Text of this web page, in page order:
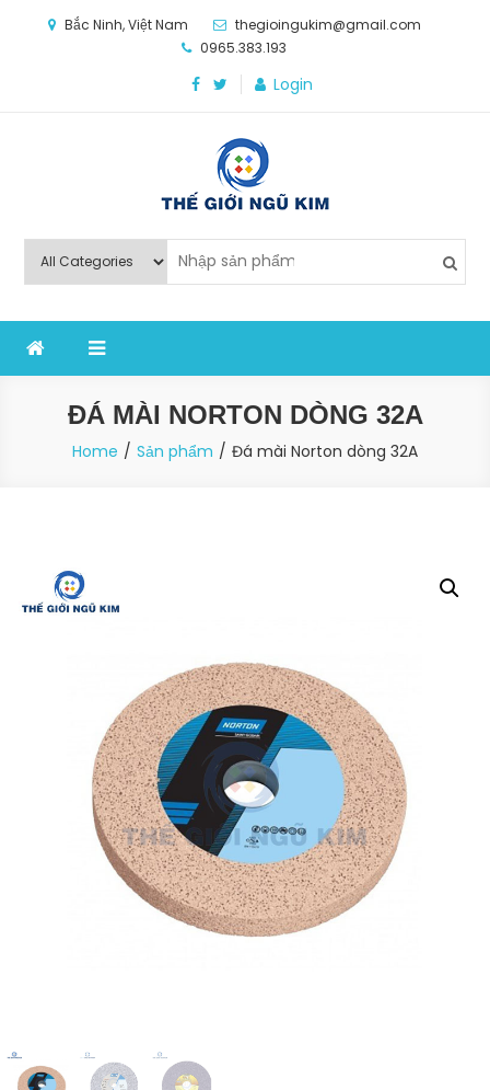
Bắc Ninh, Việt Nam
thegioingukim@gmail.com
0965.383.193
Login
Thế Giới Ngũ Kim
nghiệp sản xuất
ĐÁ MÀI NORTON DÒNG 32A
Home Sản phẩm Đá mài Norton dòng 32A